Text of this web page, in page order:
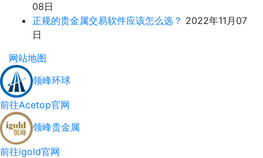
08日
正规的贵金属交易软件应该怎么选？ 2022年11月07
日
网站地图
领峰环球
前往Acetop官网
领峰贵金属
前往igold官网